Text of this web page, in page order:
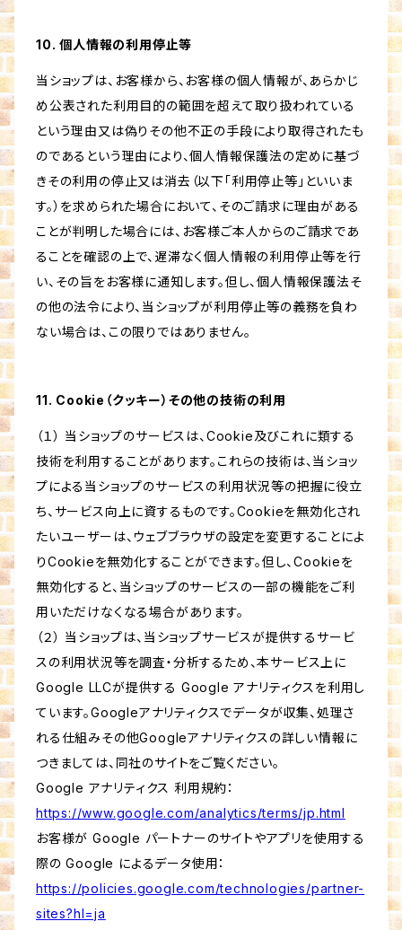
10. 個人情報の利用停止等
当ショップは、お客様から、お客様の個人情報が、あらかじ
め公表された利用目的の範囲を超えて取り扱われている
という理由又は偽りその他不正の手段により取得されたも
のであるという理由により、個人情報保護法の定めに基づ
きその利用の停止又は消去（以下「利用停止等」といいま
す。）を求められた場合において、そのご請求に理由がある
ことが判明した場合には、お客様ご本人からのご請求であ
ることを確認の上で、遅滞なく個人情報の利用停止等を行
い、その旨をお客様に通知します。但し、個人情報保護法そ
の他の法令により、当ショップが利用停止等の義務を負わ
ない場合は、この限りではありません。
11. Cookie（クッキー）その他の技術の利用
（１） 当ショップのサービスは、Cookie及びこれに類する
技術を利用することがあります。これらの技術は、当ショッ
プによる当ショップのサービスの利用状況等の把握に役立
ち、サービス向上に資するものです。Cookieを無効化され
たいユーザーは、ウェブブラウザの設定を変更することによ
りCookieを無効化することができます。但し、Cookieを
無効化すると、当ショップのサービスの一部の機能をご利
用いただけなくなる場合があります。
（２） 当ショップは、当ショップサービスが提供するサービ
スの利用状況等を調査・分析するため、本サービス上に
Google LLCが提供する Google アナリティクスを利用し
ています。Googleアナリティクスでデータが収集、処理さ
れる仕組みその他Googleアナリティクスの詳しい情報に
つきましては、同社のサイトをご覧ください。
Google アナリティクス 利用規約：
https://www.google.com/analytics/terms/jp.html
お客様が Google パートナーのサイトやアプリを使用する
際の Google によるデータ使用：
https://policies.google.com/technologies/partner-
sites?hl=ja